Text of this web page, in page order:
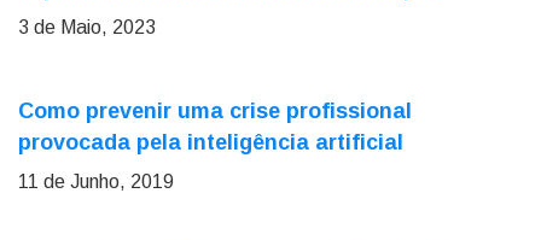
3 de Maio, 2023
Como prevenir uma crise profissional
provocada pela inteligência artificial
11 de Junho, 2019